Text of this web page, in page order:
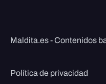
Maldita.es - Contenidos
Política de privacidad